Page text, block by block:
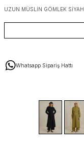
UZUN MÜSLIN GÖMLEK SIYAH
Whatsapp Sipariş Hattı